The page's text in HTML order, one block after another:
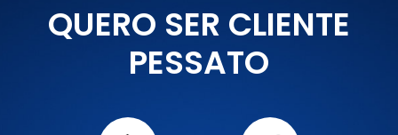
QUERO SER CLIENTE
PESSATO